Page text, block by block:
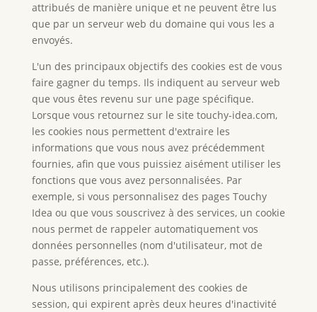
attribués de manière unique et ne peuvent être lus
que par un serveur web du domaine qui vous les a
envoyés.
L'un des principaux objectifs des cookies est de vous
faire gagner du temps. Ils indiquent au serveur web
que vous êtes revenu sur une page spécifique.
Lorsque vous retournez sur le site touchy-idea.com,
les cookies nous permettent d'extraire les
informations que vous nous avez précédemment
fournies, afin que vous puissiez aisément utiliser les
fonctions que vous avez personnalisées. Par
exemple, si vous personnalisez des pages Touchy
Idea ou que vous souscrivez à des services, un cookie
nous permet de rappeler automatiquement vos
données personnelles (nom d'utilisateur, mot de
passe, préférences, etc.).
Nous utilisons principalement des cookies de
session, qui expirent après deux heures d'inactivité